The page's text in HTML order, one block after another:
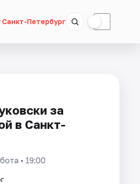
Санкт-Петербург ☾
за
в Санкт-
• 19:00